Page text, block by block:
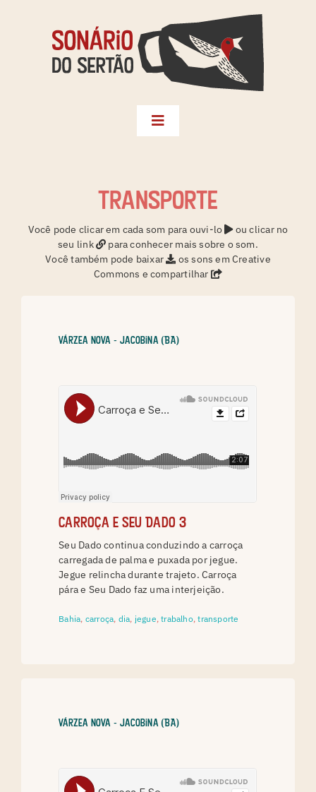
Toggle
Seleções
Territórios
Créditos
Sonário da Terra
transporte
Você pode clicar em cada som para ouvi-lo
ou clicar no
seu link
para conhecer mais sobre o som.
Você também pode baixar
os sons em Creative
Commons e compartilhar
Várzea Nova - Jacobina (BA)
Carroça e Seu Dado 3
Seu Dado continua conduzindo a carroça
carregada de palma e puxada por jegue.
Jegue relincha durante trajeto. Carroça
pára e Seu Dado faz uma interjeição.
Bahia, carroça, dia, jegue,trabalho,transporte
Várzea Nova - Jacobina (BA)